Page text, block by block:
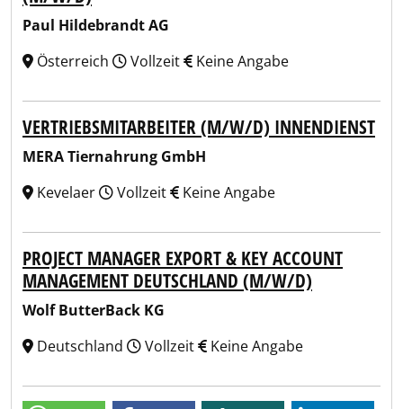
Paul Hildebrandt AG
Österreich
Vollzeit Keine Angabe
VERTRIEBSMITARBEITER (M/W/D) INNENDIENST
MERA Tiernahrung GmbH
Kevelaer
Vollzeit Keine Angabe
PROJECT MANAGER EXPORT & KEY ACCOUNT
MANAGEMENT DEUTSCHLAND (M/W/D)
Wolf ButterBack KG
Deutschland
Vollzeit Keine Angabe